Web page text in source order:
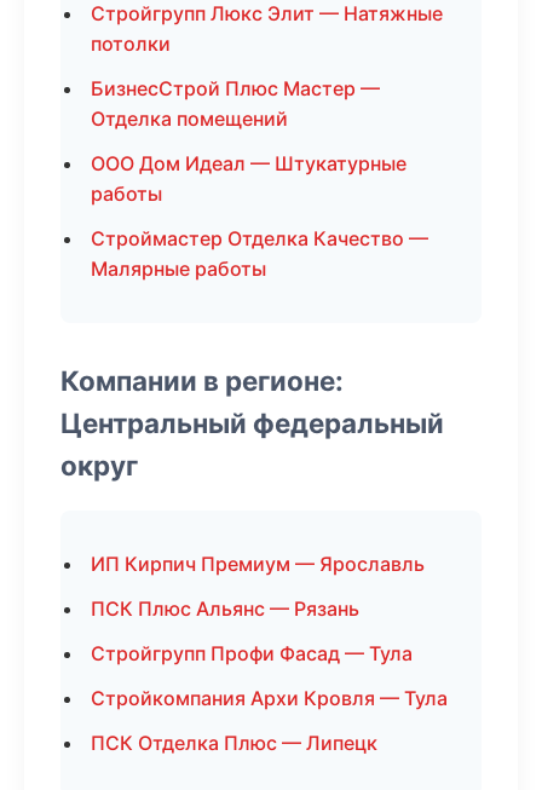
Стройгрупп Люкс Элит — Натяжные
потолки
БизнесСтрой Плюс Мастер —
Отделка помещений
ООО Дом Идеал — Штукатурные
работы
Строймастер Отделка Качество —
Малярные работы
Компании в регионе:
Центральный федеральный
округ
ИП Кирпич Премиум — Ярославль
ПСК Плюс Альянс — Рязань
Стройгрупп Профи Фасад — Тула
Стройкомпания Архи Кровля — Тула
ПСК Отделка Плюс — Липецк